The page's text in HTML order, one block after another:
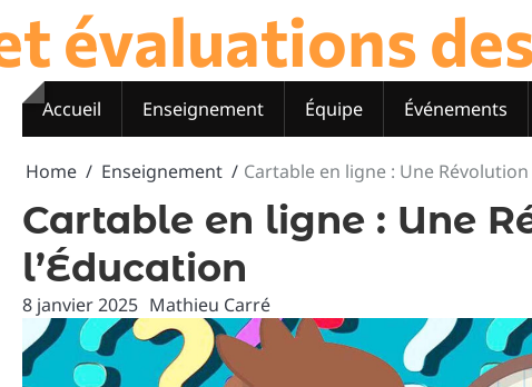
to
contentévaluations
Accueil Enseignement Équipe Événements
Home Enseignement Cartable en ligne : Une
Cartable en ligne : Une
l’Éducation
8 janvier 2025 Mathieu Carré